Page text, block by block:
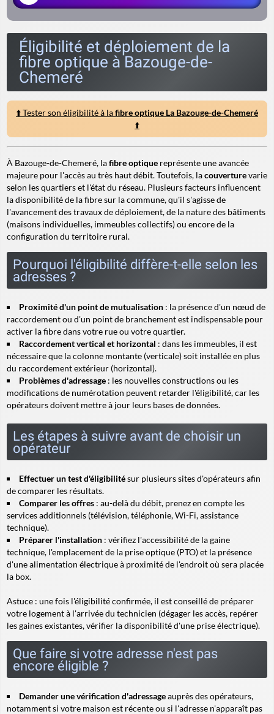
Éligibilité et déploiement de la
fibre optique à Bazouge-de-
Chemeré
⬆️ Tester son éligibilité à lafibre optique La Bazouge-de-Chemeré
⬆️
À Bazouge-de-Chemeré, lafibre optique représente une avancée
majeure pour l'accès au très haut débit. Toutefois, lacouverturevarie
selon les quartiers et l'état du réseau. Plusieurs facteurs influencent
la disponibilité de la fibre sur la commune, qu'il s'agisse de
l'avancement des travaux de déploiement, de la nature des bâtiments
(maisons individuelles, immeubles collectifs) ou encore de la
configuration du territoire rural.
Pourquoi l'éligibilité diffère-t-elle selon les
adresses ?
Proximité d'un point de mutualisation : la présence d'un nœud de
raccordement ou d'un point de branchement est indispensable pour
activer la fibre dans votre rue ou votre quartier.
Raccordement vertical et horizontal : dans les immeubles, il est
nécessaire que la colonne montante (verticale) soit installée en plus
du raccordement extérieur (horizontal).
Problèmes d'adressage : les nouvelles constructions ou les
modifications de numérotation peuvent retarder l'éligibilité, car les
opérateurs doivent mettre à jour leurs bases de données.
Les étapes à suivre avant de choisir un
opérateur
Effectuer un test d'éligibilitésur plusieurs sites d'opérateurs afin
de comparer les résultats.
Comparer les offres : au-delà du débit, prenez en compte les
services additionnels (télévision, téléphonie, Wi-Fi, assistance
technique).
Préparer l'installation : vérifiez l'accessibilité de la gaine
technique, l'emplacement de la prise optique (PTO) et la présence
d'une alimentation électrique à proximité de l'endroit où sera placée
la box.
Astuce : une fois l'éligibilité confirmée, il est conseillé de préparer
votre logement à l'arrivée du technicien (dégager les accès, repérer
les gaines existantes, vérifier la disponibilité d'une prise électrique).
Que faire si votre adresse n'est pas
encore éligible ?
Demander une vérification d'adressageauprès des opérateurs,
notamment si votre maison est récente ou si l'adresse n'apparaît pas